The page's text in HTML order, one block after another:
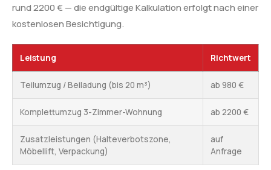
rund 2200 € — die endgültige Kalkulation erfolgt nach einer
kostenlosen Besichtigung.
Leistung Richtwert
Teilumzug / Beiladung (bis 20 m³) ab 980 €
Komplettumzug 3-Zimmer-Wohnung ab 2200 €
Zusatzleistungen (Halteverbotszone,
Möbellift, Verpackung)
auf
Anfrage